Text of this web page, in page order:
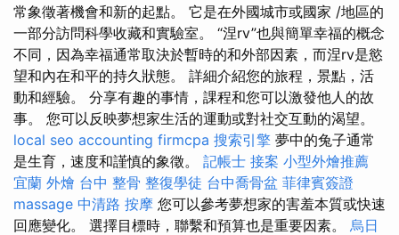
常象徵著機會和新的起點。 它是在外國城市或國家 /地區的
一部分訪問科學收藏和實驗室。 “涅rv”也與簡單幸福的概念
不同，因為幸福通常取決於暫時的和外部因素，而涅rv是慾
望和內在和平的持久狀態。 詳細介紹您的旅程，景點，活
動和經驗。 分享有趣的事情，課程和您可以激發他人的故
事。 您可以反映夢想家生活的運動或對社交互動的渴望。
local seo accounting firmcpa 搜索引擎 夢中的兔子通常
是生育，速度和謹慎的象徵。 記帳士 接案 小型外燴推薦
宜蘭 外燴 台中 整骨 整復學徒 台中喬骨盆 菲律賓簽證
massage 中清路 按摩 您可以參考夢想家的害羞本質或快速
回應變化。 選擇目標時，聯繫和預算也是重要因素。 烏日